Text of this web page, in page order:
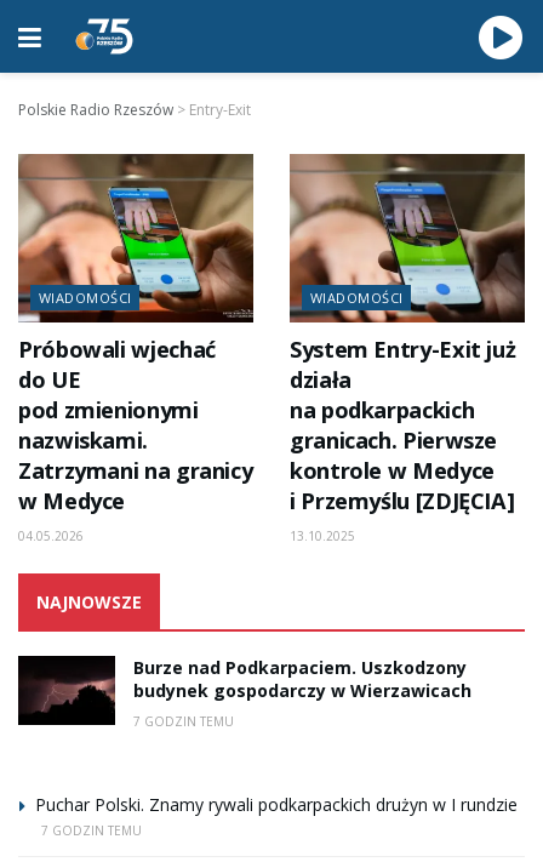
Polskie Radio Rzeszów > Entry-Exit
WIADOMOŚCI
Próbowali wjechać
do UE
pod zmienionymi
nazwiskami.
Zatrzymani na granicy
w Medyce
04.05.2026
WIADOMOŚCI
System Entry-Exit już
działa
na podkarpackich
granicach. Pierwsze
kontrole w Medyce
i Przemyślu [ZDJĘCIA]
13.10.2025
NAJNOWSZE
Burze nad Podkarpaciem. Uszkodzony
budynek gospodarczy w Wierzawicach
7 GODZIN TEMU
Puchar Polski. Znamy rywali podkarpackich drużyn w I rundzie
7 GODZIN TEMU